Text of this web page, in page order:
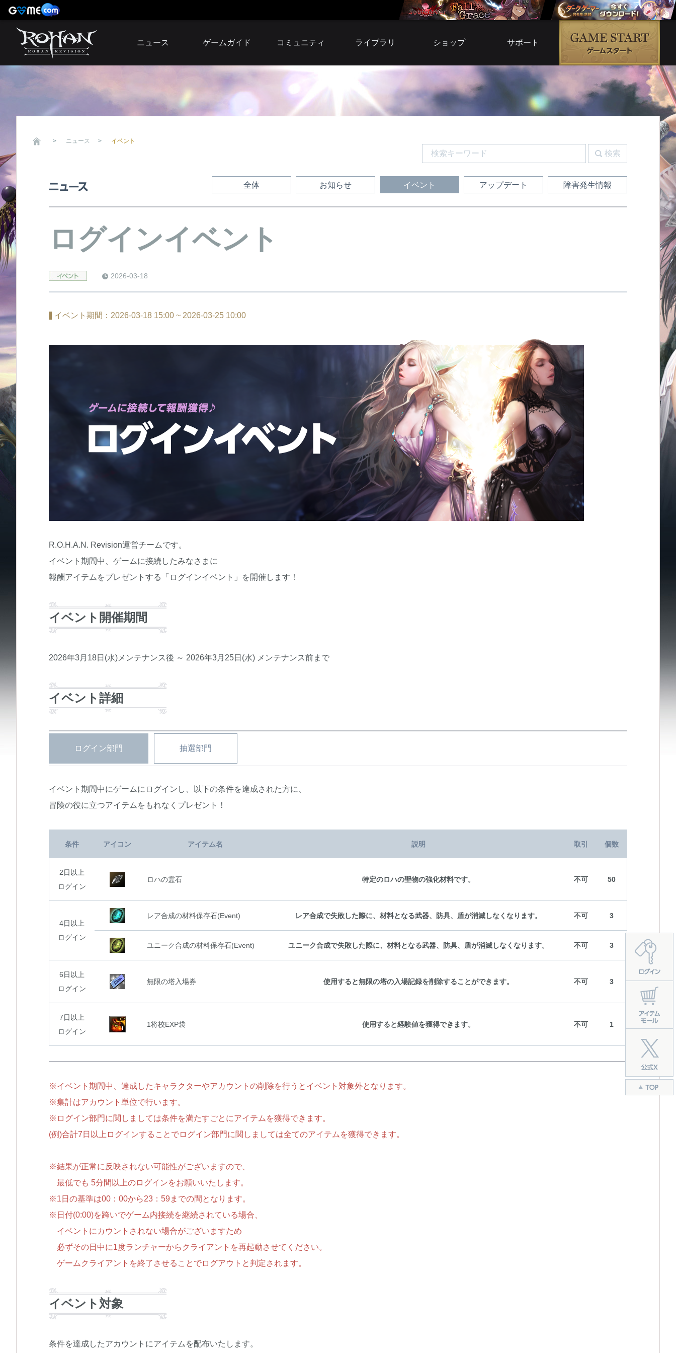
ニュース
アップデート
ゲームガイド コミュニティ
募集掲示板
スクリーンショット
ライブラリ
壁紙
サウンドトラック
ショップ
アイテムモール
ウェブ倉庫
シリアルコード
利用ガイド
サポート
お問い合わせ
運営ポリシー
ニュース イベント
検索
全体 お知らせ イベント アップデート 障害発生情報
ログインイベント
2026-03-18
イベント期間：2026-03-18 15:00 ~ 2026-03-25 10:00
R.O.H.A.N. Revision運営チームです。
イベント期間中、ゲームに接続したみなさまに
報酬アイテムをプレゼントする「ログインイベント」を開催します！
イベント開催期間
2026年3月18日(水)メンテナンス後 ～ 2026年3月25日(水) メンテナンス前まで
イベント詳細
ログイン部門 抽選部門
イベント期間中にゲームにログインし、以下の条件を達成された方に、
冒険の役に立つアイテムをもれなくプレゼント！
条件 アイコン アイテム名 説明 取引 個数
2日以上
ログイン
ロハの霊石 特定のロハの聖物の強化材料です。 不可 50
4日以上
ログイン
レア合成の材料保存石(Event) レア合成で失敗した際に、材料となる武器、防具、盾が消滅しなくなります。 不可 3
ユニーク合成の材料保存石(Event) ユニーク合成で失敗した際に、材料となる武器、防具、盾が消滅しなくなります。 不可 3
6日以上
ログイン
無限の塔入場券 使用すると無限の塔の入場記録を削除することができます。 不可 3
7日以上
ログイン
1将校EXP袋 使用すると経験値を獲得できます。 不可 1
※イベント期間中、達成したキャラクターやアカウントの削除を行うとイベント対象外となります。
※集計はアカウント単位で行います。
※ログイン部門に関しましては条件を満たすごとにアイテムを獲得できます。
(例)合計7日以上ログインすることでログイン部門に関しましては全てのアイテムを獲得できます。
※結果が正常に反映されない可能性がございますので、
最低でも 5分間以上のログインをお願いいたします。
※1日の基準は00：00から23：59までの間となります。
※日付(0:00)を跨いでゲーム内接続を継続されている場合、
イベントにカウントされない場合がございますため
必ずその日中に1度ランチャーからクライアントを再起動させてください。
ゲームクライアントを終了させることでログアウトと判定されます。
イベント対象
条件を達成したアカウントにアイテムを配布いたします。